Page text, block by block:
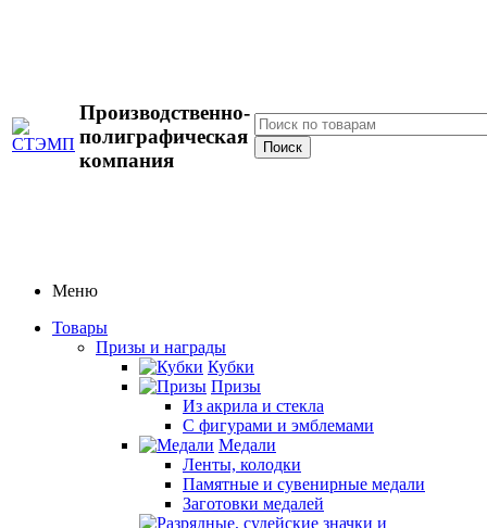
Производственно-
полиграфическая
компания
Меню
Товары
Призы и награды
Кубки
Призы
Из акрила и стекла
С фигурами и эмблемами
Медали
Ленты, колодки
Памятные и сувенирные медали
Заготовки медалей